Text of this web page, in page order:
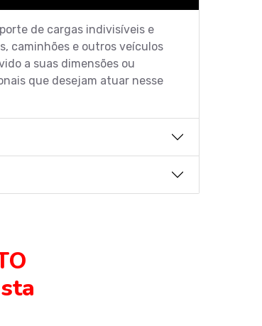
de cargas indivisíveis e
caminhões e outros veículos
a suas dimensões ou
que desejam atuar nesse